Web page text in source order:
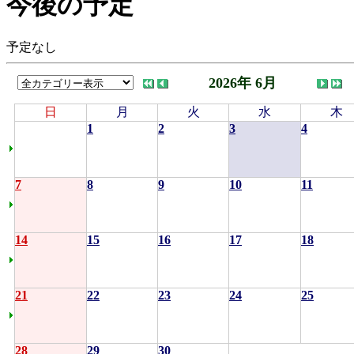
予定なし
2026年 6月
日 月 火 水 木
1
2 3 4
7 8 9 10 11
14 15 16 17 18
21 22 23 24 25
28 29 30